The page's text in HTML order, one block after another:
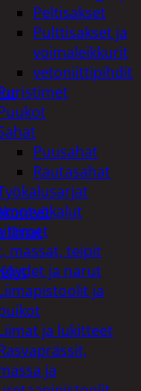
Peltisakset
Pulttisakset ja
voimaleikkurit
vetoniittipihdit
Puusahat
Rautasahat
massat, teipit
ja narut
ja
ja lukitteet
ja
limat